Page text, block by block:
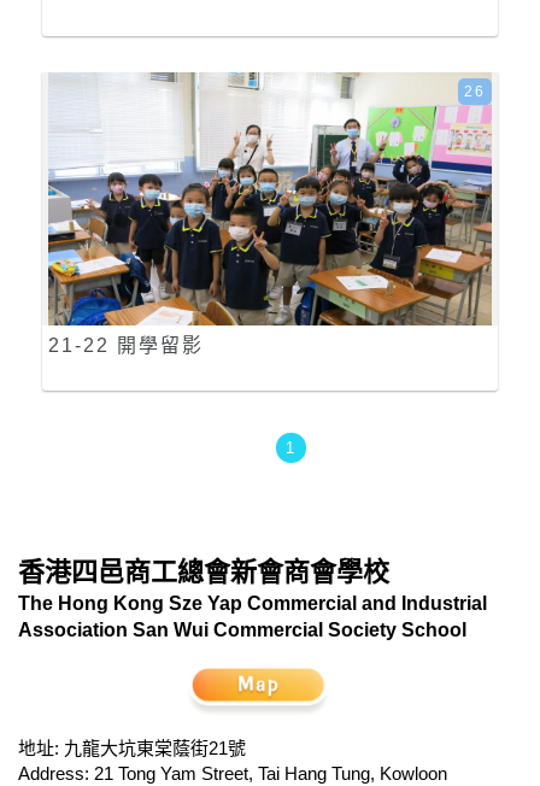
21-22 開學留影
26
1
香港四邑商工總會新會商會學校
The Hong Kong Sze Yap Commercial and Industrial
Association San Wui Commercial Society School
地址: 九龍大坑東棠蔭街21號
Address: 21 Tong Yam Street, Tai Hang Tung, Kowloon